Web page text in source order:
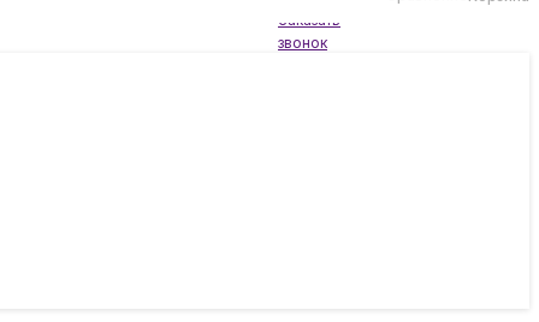
Заказать
звонок